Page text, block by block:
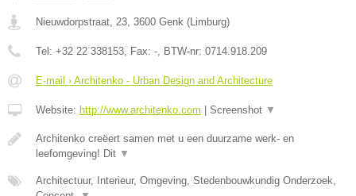
Nieuwdorpstraat, 23, 3600 Genk (Limburg)
Tel: +32 22 338153, Fax: -, BTW-nr: 0714.918.209
E-mail › Architenko - Urban Design and Architecture
Website: http://www.architenko.com Screenshot ▼
Architenko creëert samen met u een duurzame werk- en
leefomgeving! Dit ▼
Architectuur, Interieur, Omgeving, Stedenbouwkundig Onderzoek,